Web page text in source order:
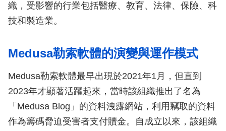
織，受影響的行業包括醫療、教育、法律、保險、科
技和製造業。
Medusa勒索軟體的演變與運作模式
Medusa勒索軟體最早出現於2021年1月，但直到
2023年才顯著活躍起來，當時該組織推出了名為
「Medusa Blog」的資料洩露網站，利用竊取的資料
作為籌碼脅迫受害者支付贖金。自成立以來，該組織